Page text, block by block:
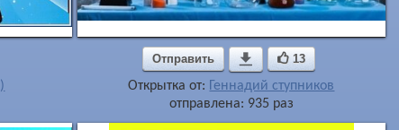
Отправить  13
Открытка от:
Геннадий ступников
отправлена: 935 раз